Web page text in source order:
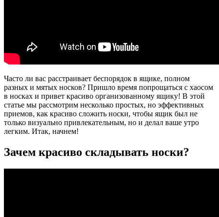
Часто ли вас расстраивает беспорядок в ящике, полном
разных и мятых носков? Пришло время попрощаться с хаосом
в носках и привет красиво организованному ящику! В этой
статье мы рассмотрим несколько простых, но эффективных
приемов, как красиво сложить носки, чтобы ящик был не
только визуально привлекательным, но и делал ваше утро
легким. Итак, начнем!
Зачем красиво складывать носки?